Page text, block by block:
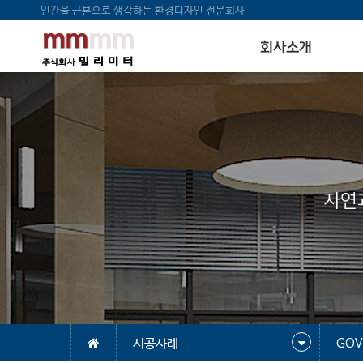
인간을 근본으로 생각하는 환경디자인 전문회사
회사소개
자연
시공사례